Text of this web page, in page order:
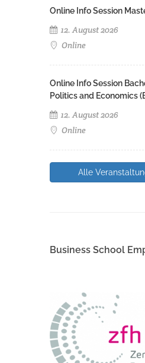
Online Info Session
12. August 2026
Online
Online Info Session
Politics and Economics
12. August 2026
Online
Alle
Business School